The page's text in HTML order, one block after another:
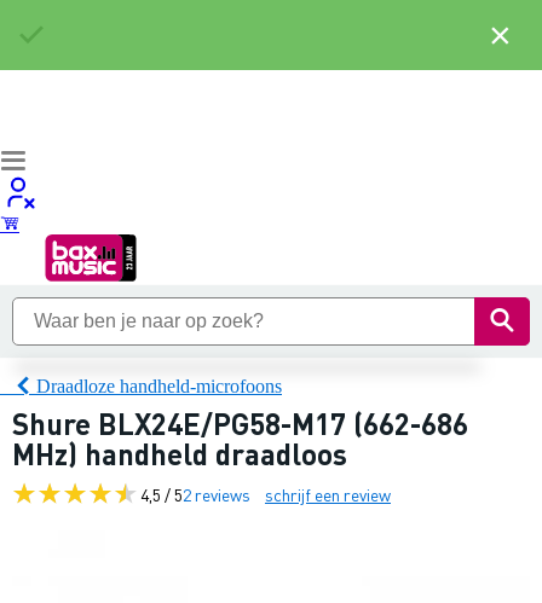
Draadloze handheld-microfoons
Shure BLX24E/PG58-M17 (662-686
MHz) handheld draadloos
4,5 / 52 reviews schrijf een review
×